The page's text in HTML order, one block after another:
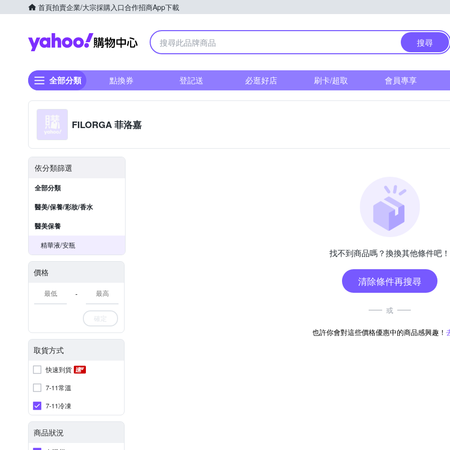
首頁拍賣企業/大宗採購入口合作招商App下載
Yahoo購物中心
搜尋
全部分類 點換券 登記送 必逛好店 刷卡/超取 會員專享
FILORGA 菲洛嘉
依分類篩選
全部分類
醫美/保養/彩妝/香水
醫美保養
精華液/安瓶
價格
-
確定
取貨方式
快速到貨
7-11常溫
7-11冷凍
商品狀況
找不到商品嗎？換換其他條件吧！
清除條件再搜尋
或
也許你會對這些價格優惠中的商品感興趣！